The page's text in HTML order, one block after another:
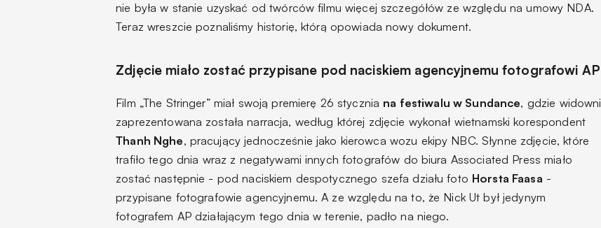
nie była w stanie uzyskać od twórców filmu więcej szczegółów ze względu na umowy NDA.
Teraz wreszcie poznaliśmy historię, którą opowiada nowy dokument.
Zdjęcie miało zostać przypisane pod naciskiem agencyjnemu fotografowi AP
Film „The Stringer” miał swoją premierę 26 stycznia na festiwalu w Sundance, gdzie widowni
zaprezentowana została narracja, według której zdjęcie wykonał wietnamski korespondent
Thanh Nghe, pracujący jednocześnie jako kierowca wozu ekipy NBC. Słynne zdjęcie, które
trafiło tego dnia wraz z negatywami innych fotografów do biura Associated Press miało
zostać następnie - pod naciskiem despotycznego szefa działu foto Horsta Faasa -
przypisane fotografowie agencyjnemu. A ze względu na to, że Nick Ut był jedynym
fotografem AP działającym tego dnia w terenie, padło na niego.